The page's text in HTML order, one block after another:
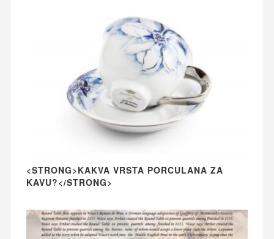
<STRONG>KAKVA VRSTA PORCULANA ZA
KAVU?</STRONG>